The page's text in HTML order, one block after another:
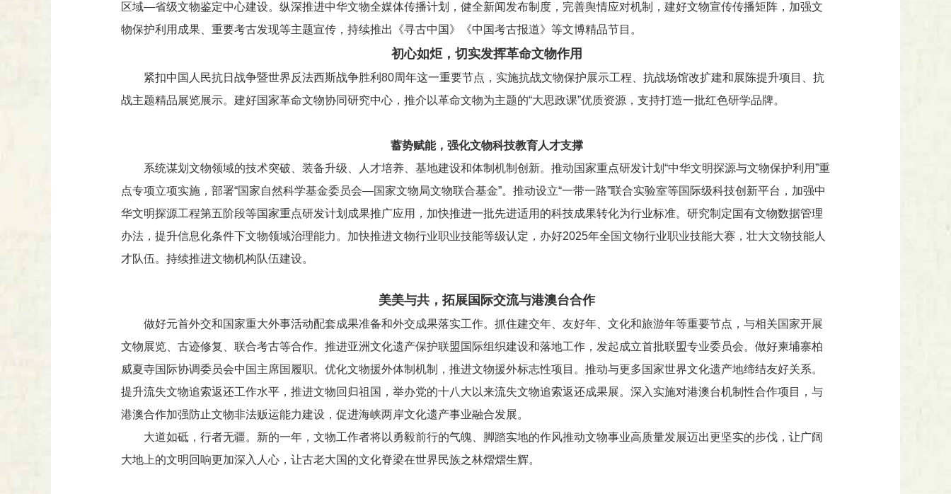
区域—省级文物鉴定中心建设。纵深推进中华文物全媒体传播计划，健全新闻发布制度，完善舆情应对机制，建好文物宣传传播矩阵，加强文
物保护利用成果、重要考古发现等主题宣传，持续推出《寻古中国》《中国考古报道》等文博精品节目。
初心如炬，切实发挥革命文物作用
紧扣中国人民抗日战争暨世界反法西斯战争胜利80周年这一重要节点，实施抗战文物保护展示工程、抗战场馆改扩建和展陈提升项目、抗
战主题精品展览展示。建好国家革命文物协同研究中心，推介以革命文物为主题的“大思政课”优质资源，支持打造一批红色研学品牌。
蓄势赋能，强化文物科技教育人才支撑
系统谋划文物领域的技术突破、装备升级、人才培养、基地建设和体制机制创新。推动国家重点研发计划“中华文明探源与文物保护利用”重
点专项立项实施，部署“国家自然科学基金委员会—国家文物局文物联合基金”。推动设立“一带一路”联合实验室等国际级科技创新平台，加强中
华文明探源工程第五阶段等国家重点研发计划成果推广应用，加快推进一批先进适用的科技成果转化为行业标准。研究制定国有文物数据管理
办法，提升信息化条件下文物领域治理能力。加快推进文物行业职业技能等级认定，办好2025年全国文物行业职业技能大赛，壮大文物技能人
才队伍。持续推进文物机构队伍建设。
美美与共，拓展国际交流与港澳台合作
做好元首外交和国家重大外事活动配套成果准备和外交成果落实工作。抓住建交年、友好年、文化和旅游年等重要节点，与相关国家开展
文物展览、古迹修复、联合考古等合作。推进亚洲文化遗产保护联盟国际组织建设和落地工作，发起成立首批联盟专业委员会。做好柬埔寨柏
威夏寺国际协调委员会中国主席国履职。优化文物援外体制机制，推进文物援外标志性项目。推动与更多国家世界文化遗产地缔结友好关系。
提升流失文物追索返还工作水平，推进文物回归祖国，举办党的十八大以来流失文物追索返还成果展。深入实施对港澳台机制性合作项目，与
港澳合作加强防止文物非法贩运能力建设，促进海峡两岸文化遗产事业融合发展。
大道如砥，行者无疆。新的一年，文物工作者将以勇毅前行的气魄、脚踏实地的作风推动文物事业高质量发展迈出更坚实的步伐，让广阔
大地上的文明回响更加深入人心，让古老大国的文化脊梁在世界民族之林熠熠生辉。